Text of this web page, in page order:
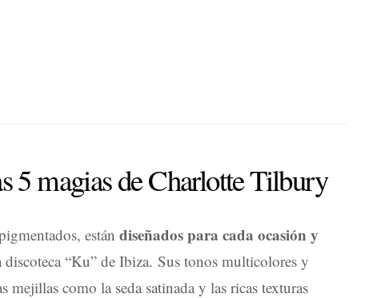
5 magias de Charlotte Tilbury
están diseñados para cada ocasión y
discoteca “Ku” de Ibiza. Sus tonos multicolores y
como la seda satinada y las ricas texturas